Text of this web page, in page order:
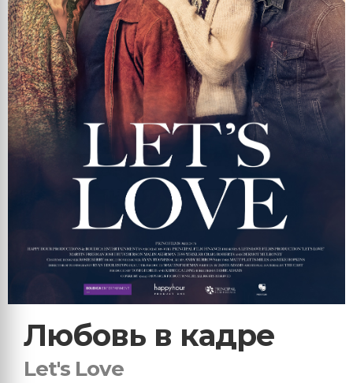
Любовь в кадре
Let's Love